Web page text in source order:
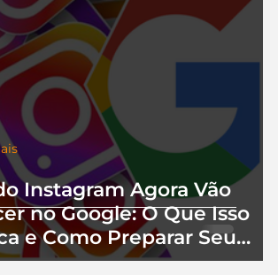
Instagram Agora Vão
no Google: O Que Isso
e Como Preparar Seu